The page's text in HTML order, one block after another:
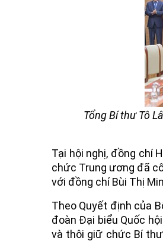
Tổng Bí thư Tô
Tại hội nghị, đồng chí
chức Trung ương đã
với đồng chí Bùi Thị
Theo Quyết định của
đoàn Đại biểu Quốc
và thôi giữ chức Bí